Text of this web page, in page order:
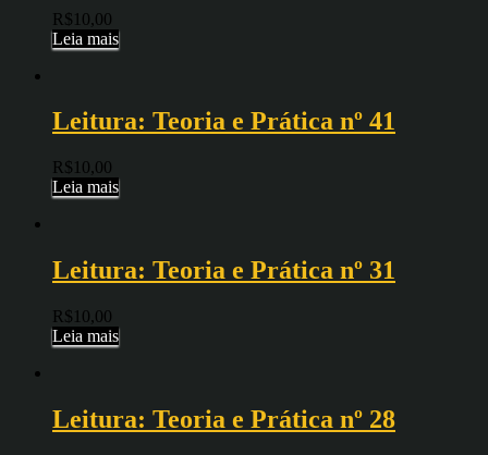
R$ 10,00
Leia mais
Leitura: Teoria e Prática nº 41
R$ 10,00
Leia mais
Leitura: Teoria e Prática nº 31
R$ 10,00
Leia mais
Leitura: Teoria e Prática nº 28